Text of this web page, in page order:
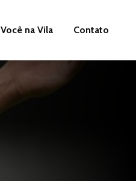
Você na Vila Contato